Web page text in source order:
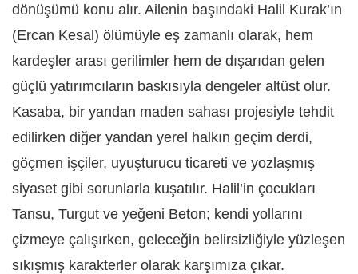
dönüşümü konu alır. Ailenin başındaki Halil Kurak’ın
(Ercan Kesal) ölümüyle eş zamanlı olarak, hem
kardeşler arası gerilimler hem de dışarıdan gelen
güçlü yatırımcıların baskısıyla dengeler altüst olur.
Kasaba, bir yandan maden sahası projesiyle tehdit
edilirken diğer yandan yerel halkın geçim derdi,
göçmen işçiler, uyuşturucu ticareti ve yozlaşmış
siyaset gibi sorunlarla kuşatılır. Halil’in çocukları
Tansu, Turgut ve yeğeni Beton; kendi yollarını
çizmeye çalışırken, geleceğin belirsizliğiyle yüzleşen
sıkışmış karakterler olarak karşımıza çıkar.